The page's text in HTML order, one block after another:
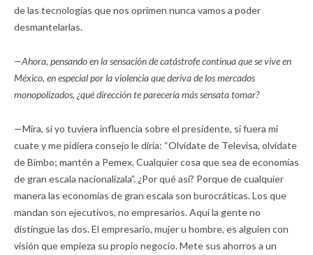
de las tecnologías que nos oprimen nunca vamos a poder
desmantelarlas.
—Ahora, pensando en la sensación de catástrofe continua que se vive en
México, en especial por la violencia que deriva de los mercados
monopolizados, ¿qué dirección te parecería más sensata tomar?
—Mira, si yo tuviera influencia sobre el presidente, si fuera mi
cuate y me pidiera consejo le diría: “Olvídate de Televisa, olvídate
de Bimbo; mantén a Pemex. Cualquier cosa que sea de economías
de gran escala nacionalízala”. ¿Por qué así? Porque de cualquier
manera las economías de gran escala son burocráticas. Los que
mandan son ejecutivos, no empresarios. Aquí la gente no
distingue las dos. El empresario, mujer u hombre, es alguien con
visión que empieza su propio negocio. Mete sus ahorros a un